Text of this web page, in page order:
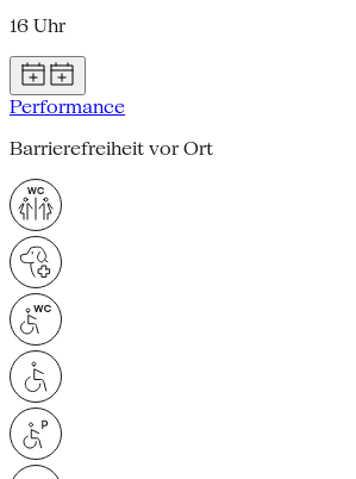
16 Uhr
Performance
Barrierefreiheit vor Ort